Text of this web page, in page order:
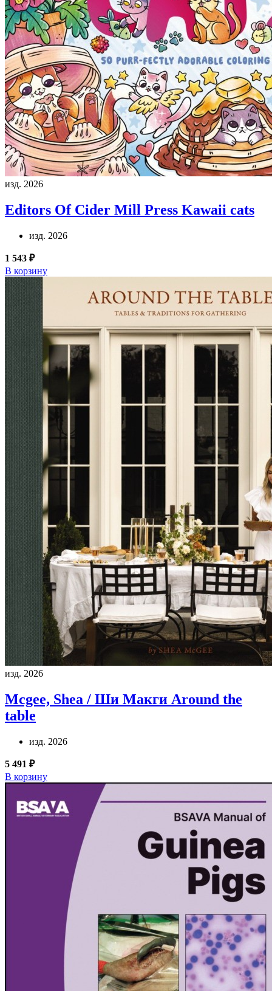
изд. 2026
Editors Of Cider Mill Press Kawaii cats
изд. 2026
1 543 ₽
В корзину
изд. 2026
Mcgee, Shea / Ши Макги Around the
table
изд. 2026
5 491 ₽
В корзину